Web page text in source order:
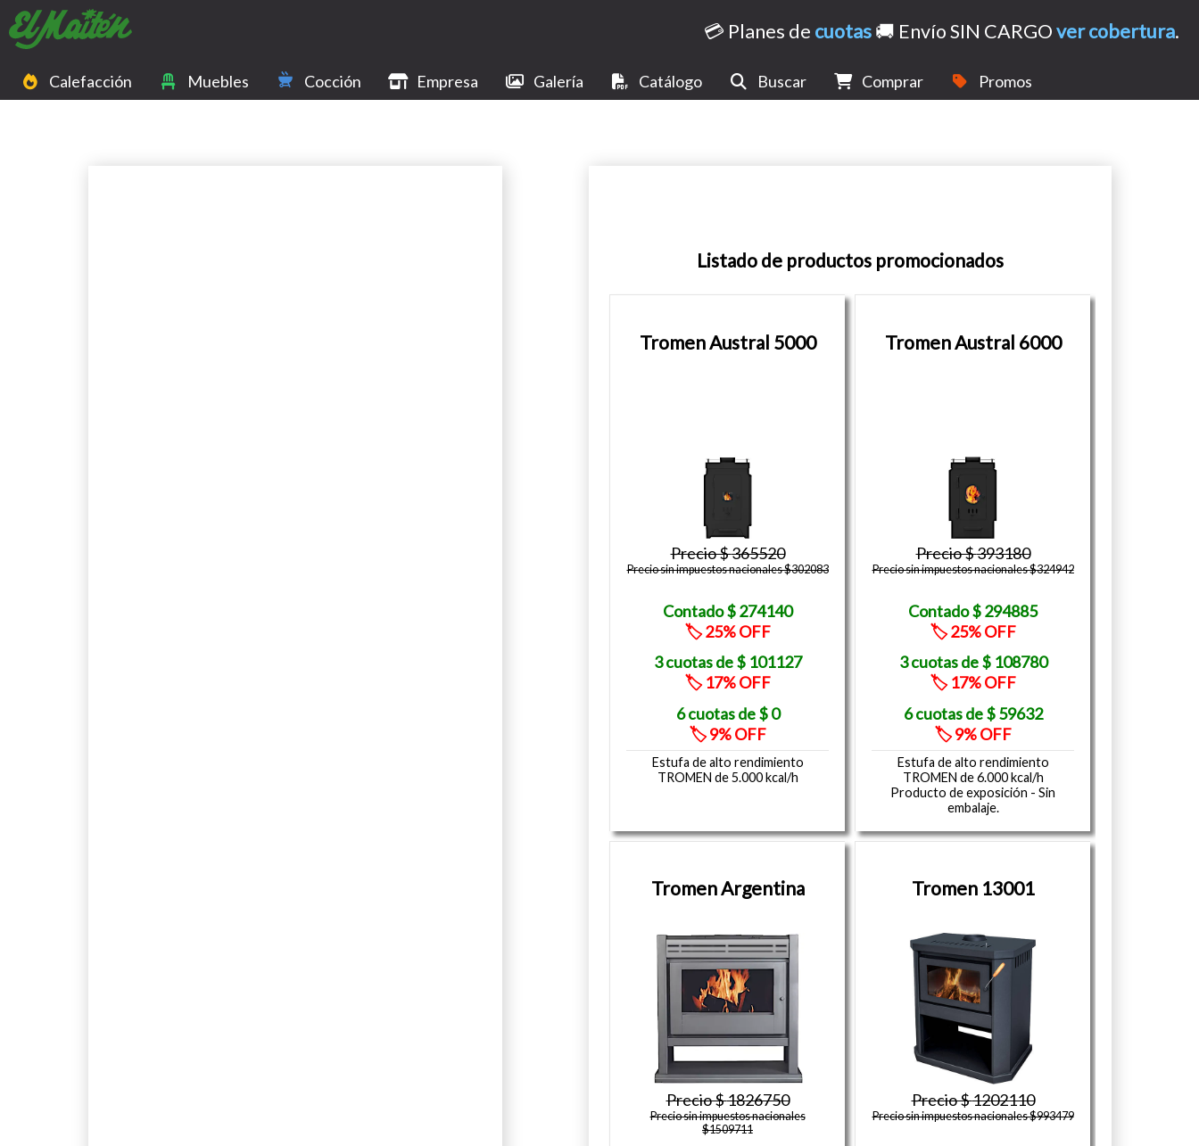
💳 Planes de cuotas🚚 Envío SIN CARGOver cobertura.
Calefacción Muebles Cocción Empresa Galería Catálogo Buscar Comprar Promos
Listado de productos promocionados
Tromen Austral 5000
365520
Precio sin impuestos nacionales $302083
274140
25
101127
17
0
9
Estufa de alto rendimiento
TROMEN de 5.000 kcal/h
Tromen Austral 6000
393180
Precio sin impuestos nacionales $324942
294885
25
108780
17
59632
9
Estufa de alto rendimiento
TROMEN de 6.000 kcal/h
Producto de exposición - Sin
embalaje.
Tromen Argentina
1826750
Precio sin impuestos nacionales
$1509711
Tromen 13001
1202110
Precio sin impuestos nacionales $993479